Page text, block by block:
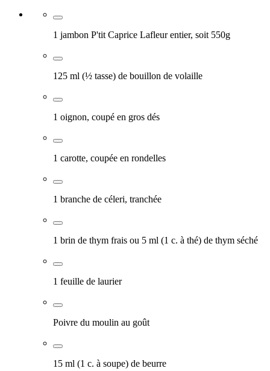
1 jambon P'tit Caprice Lafleur entier, soit 550g
125 ml (½ tasse) de bouillon de volaille
1 oignon, coupé en gros dés
1 carotte, coupée en rondelles
1 branche de céleri, tranchée
1 brin de thym frais ou 5 ml (1 c. à thé) de thym séché
1 feuille de laurier
Poivre du moulin au goût
15 ml (1 c. à soupe) de beurre